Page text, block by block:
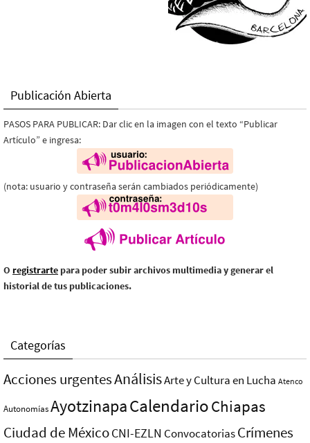
Publicación Abierta
PASOS PARA PUBLICAR: Dar clic en la imagen con el texto “Publicar
Artículo” e ingresa:
(nota: usuario y contraseña serán cambiados periódicamente)
O registrarte para poder subir archivos multimedia y generar el
historial de tus publicaciones.
Categorías
Acciones urgentesAnálisisArte y Cultura en Lucha Atenco
AutonomíasAyotzinapaCalendarioChiapas
Ciudad de MéxicoCNI-EZLN ConvocatoriasCrímenes